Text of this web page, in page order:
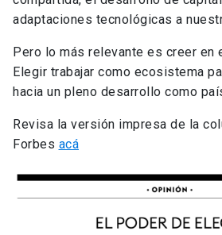
adaptaciones tecnológicas a
Pero lo más relevante es creer en
Elegir trabajar como ecosistema
hacia un pleno desarrollo como
Revisa la versión impresa de la
Forbes acá